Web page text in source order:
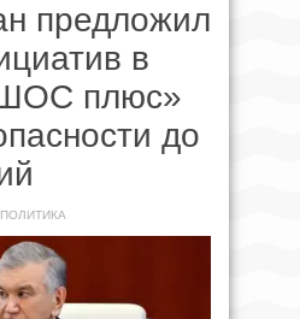
предложил
в
плюс»
до
ПОЛИТИКА